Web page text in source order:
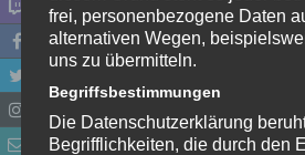
Website
*Ich habe die
Datenschutzerklärungzur
Kenntnis genommen. Ich
frei, personenbezogene Daten
alternativen Wegen,
uns zu übermitteln.
Begriffsbestimmungen
Die Datenschutzerklärung
Begrifflichkeiten, die durch den